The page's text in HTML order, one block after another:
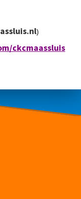
)
ckcmaassluis